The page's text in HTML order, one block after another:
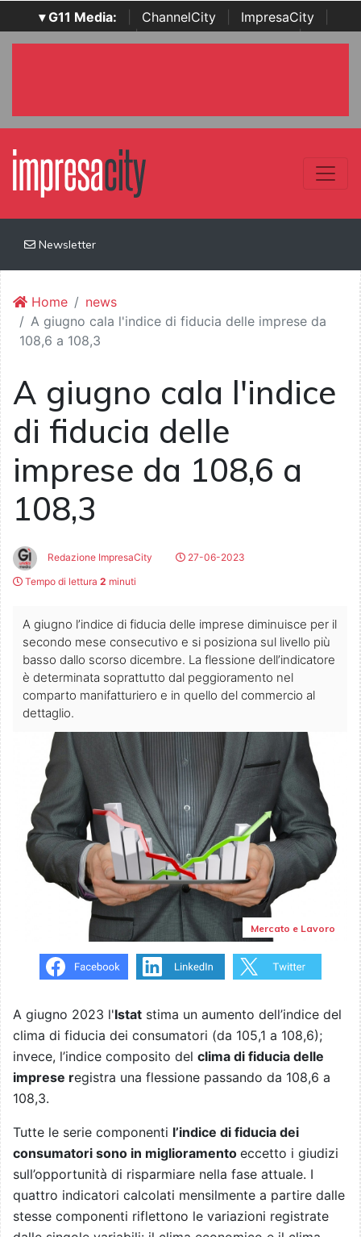
▾ G11 Media: ChannelCity ImpresaCity
SecurityOpenLab | Italian Channel Awards | Italian
Newsletter
Home
news
A giugno cala l'indice di fiducia delle imprese da
108,6 a 108,3
A giugno cala l'indice
di fiducia delle
imprese da 108,6 a
108,3
Redazione ImpresaCity
27-06-2023
Tempo di lettura 2 minuti
A giugno l’indice di fiducia delle imprese diminuisce per il
secondo mese consecutivo e si posiziona sul livello più
basso dallo scorso dicembre. La flessione dell’indicatore
è determinata soprattutto dal peggioramento nel
comparto manifatturiero e in quello del commercio al
dettaglio.
Mercato e Lavoro
A giugno 2023 l'Istat stima un aumento dell’indice del
clima di fiducia dei consumatori (da 105,1 a 108,6);
invece, l’indice composito del clima di fiducia delle
imprese registra una flessione passando da 108,6 a
108,3.
Tutte le serie componenti l’indice di fiducia dei
consumatori sono in miglioramento eccetto i giudizi
sull’opportunità di risparmiare nella fase attuale. I
quattro indicatori calcolati mensilmente a partire dalle
stesse componenti riflettono le variazioni registrate